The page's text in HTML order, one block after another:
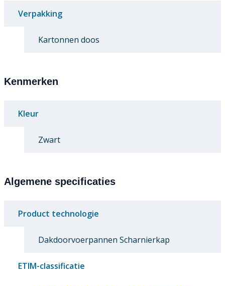
Verpakking
Kartonnen doos
Kenmerken
Kleur
Zwart
Algemene specificaties
Product technologie
Dakdoorvoerpannen Scharnierkap
ETIM-classificatie